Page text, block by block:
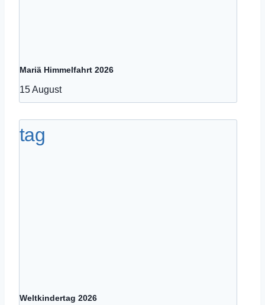
Mariä Himmelfahrt 2026
15 August
Weltkindertag 2026